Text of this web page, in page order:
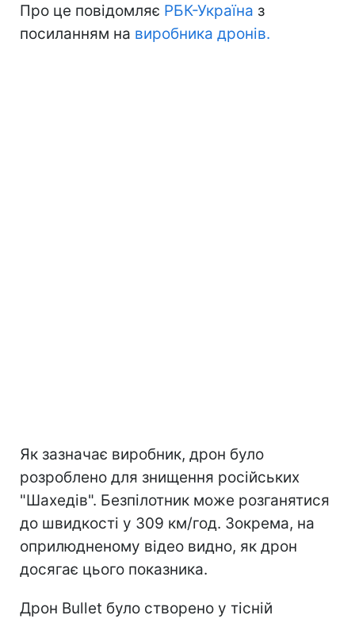
Про це повідомляє РБК-Україна з
посиланням на виробника дронів.
Як зазначає виробник, дрон було
розроблено для знищення російських
"Шахедів". Безпілотник може розганятися
до швидкості у 309 км/год. Зокрема, на
оприлюдненому відео видно, як дрон
досягає цього показника.
Дрон Bullet було створено у тісній